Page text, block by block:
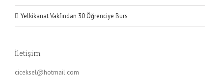
Yelkikanat Vakfından 30 Öğrenciye Burs
İletişim
ciceksel@hotmail.com